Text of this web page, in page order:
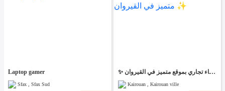
Laptop gamer
Sfax , Sfax Sud
✨ للّكراء فضاء تجاري بموقع متميز في القيروان ✨
Kairouan , Kairouan ville